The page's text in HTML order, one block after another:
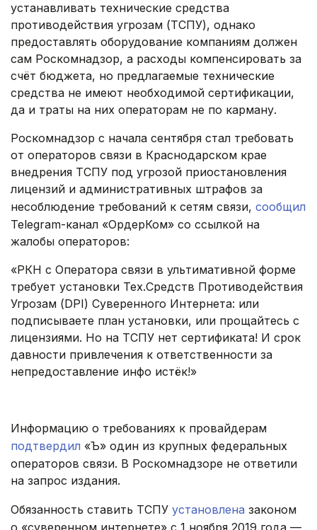
устанавливать технические средства
противодействия угрозам (ТСПУ), однако
предоставлять оборудование компаниям должен
сам Роскомнадзор, а расходы компенсировать за
счёт бюджета, но предлагаемые технические
средства не имеют необходимой сертификации,
да и траты на них операторам не по карману.
Роскомнадзор с начала сентября стал требовать
от операторов связи в Краснодарском крае
внедрения ТСПУ под угрозой приостановления
лицензий и административных штрафов за
несоблюдение требований к сетям связи, сообщил
Telegram-канал «ОрдерКом» со ссылкой на
жалобы операторов:
«РКН с Оператора связи в ультимативной форме
требует установки Тех.Средств Противодействия
Угрозам (DPI) Суверенного Интернета: или
подписываете план установки, или прощайтесь с
лицензиями. Но на ТСПУ нет сертификата! И срок
давности привлечения к ответственности за
непредоставление инфо истёк!»
Информацию о требованиях к провайдерам
подтвердил «Ъ» один из крупных федеральных
операторов связи. В Роскомнадзоре не ответили
на запрос издания.
Обязанность ставить ТСПУ установлена законом